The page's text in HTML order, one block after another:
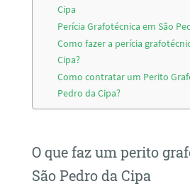
Cipa
Perícia Grafotécnica em São
Como fazer a perícia
Cipa?
Como contratar um Perito
Pedro da Cipa?
O que faz um perito
São Pedro da Cipa